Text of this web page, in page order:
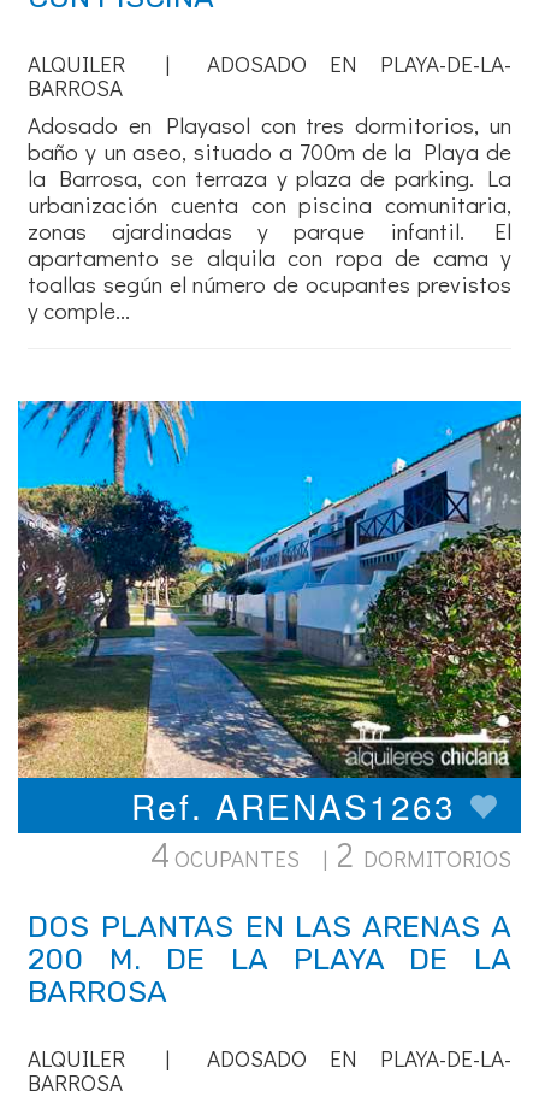
ALQUILER | ADOSADO EN PLAYA-DE-LA-
BARROSA
Adosado en Playasol con tres dormitorios, un
baño y un aseo, situado a 700m de la Playa de
la Barrosa, con terraza y plaza de parking. La
urbanización cuenta con piscina comunitaria,
zonas ajardinadas y parque infantil. El
apartamento se alquila con ropa de cama y
toallas según el número de ocupantes previstos
y comple...
Ref. ARENAS1263
4 OCUPANTES | 2 DORMITORIOS
DOS PLANTAS EN LAS ARENAS A
200 M. DE LA PLAYA DE LA
BARROSA
ALQUILER | ADOSADO EN PLAYA-DE-LA-
BARROSA